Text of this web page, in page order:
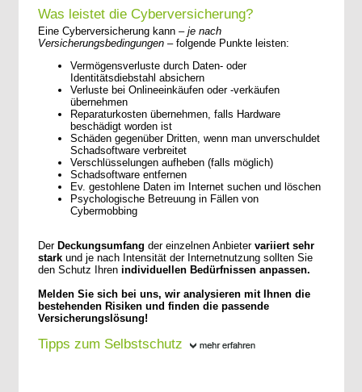
Was leistet die Cyberversicherung?
Eine Cyberversicherung kann – je nach
Versicherungsbedingungen – folgende Punkte leisten:
Vermögensverluste durch Daten- oder
Identitätsdiebstahl absichern
Verluste bei Onlineeinkäufen oder -verkäufen
übernehmen
Reparaturkosten übernehmen, falls Hardware
beschädigt worden ist
Schäden gegenüber Dritten, wenn man unverschuldet
Schadsoftware verbreitet
Verschlüsselungen aufheben (falls möglich)
Schadsoftware entfernen
Ev. gestohlene Daten im Internet suchen und löschen
Psychologische Betreuung in Fällen von
Cybermobbing
Der Deckungsumfang der einzelnen Anbieter variiert sehr
stark und je nach Intensität der Internetnutzung sollten Sie
den Schutz Ihren individuellen Bedürfnissen anpassen.
Melden Sie sich bei uns, wir analysieren mit Ihnen die
bestehenden Risiken und finden die passende
Versicherungslösung!
Tipps zum Selbstschutz